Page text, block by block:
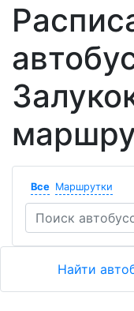
Все Маршрутки
Найти